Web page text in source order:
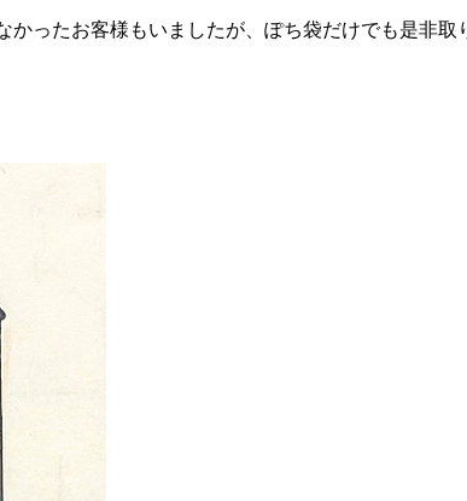
ったお客様もいましたが、ぽち袋だけでも是非取